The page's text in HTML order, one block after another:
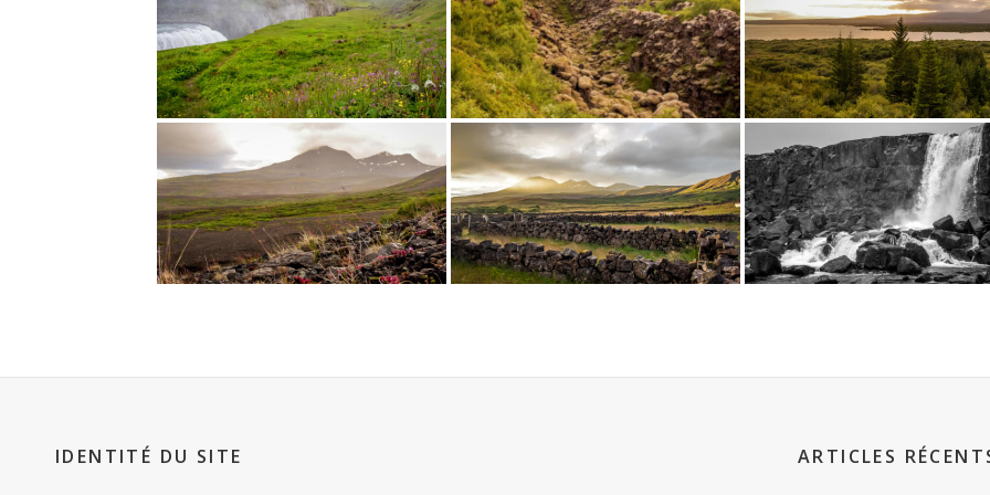
IDENTITÉ DU SITE ARTICLES